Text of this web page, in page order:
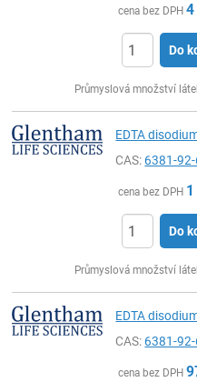
cena bez DPH
Do
Průmyslová množství
EDTA
CAS:6381-92-
cena bez DPH
Do
Průmyslová množství
EDTA
CAS:6381-92-
cena bez DPH